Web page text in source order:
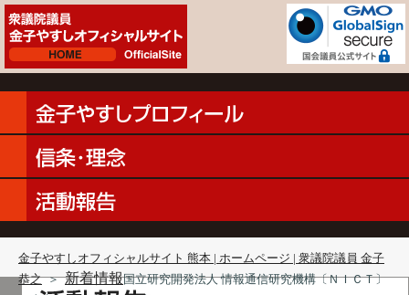
金子やすしオフィシャルサイト 熊本 | ホームページ | 衆議院議員 金子
恭之 ＞ 新着情報国立研究開発法人 情報通信研究機構〔ＮＩＣＴ〕